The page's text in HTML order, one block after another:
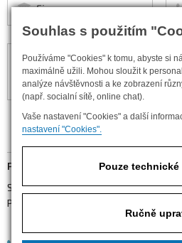
Souhlas s použitím
Používáme "Cookies" k tomu, abyste si
maximálně užili. Mohou sloužit k
analýze návštěvnosti a ke zobrazení
(např. socialní sítě, online chat).
Vaše nastavení "Cookies" a další
nastavení "Cookies".
Pouze
Ručně
PROVOZOVNA
S. K. Neumanna 2708
Pardubice 530 02